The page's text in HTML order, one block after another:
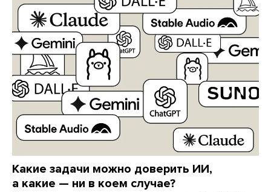
Какие задачи можно доверить ИИ,
а какие — ни в коем случае?